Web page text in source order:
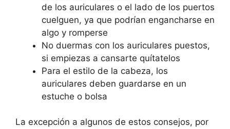
de los auriculares o el lado de los puertos
cuelguen, ya que podrían engancharse en
algo y romperse
No duermas con los auriculares puestos,
si empiezas a cansarte quítatelos
Para el estilo de la cabeza, los
auriculares deben guardarse en un
estuche o bolsa
La excepción a algunos de estos consejos, por